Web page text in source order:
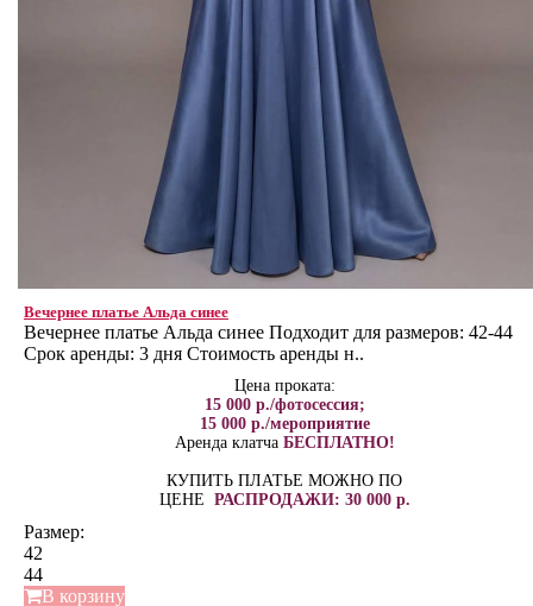
Вечернее платье Альда синее
Вечернее платье Альда синее Подходит для размеров: 42-44
Срок аренды: 3 дня Стоимость аренды н..
Цена проката:
15 000 р./фотосессия;
15 000 р./мероприятие
Аренда клатча БЕСПЛАТНО!
КУПИТЬ ПЛАТЬЕ МОЖНО ПО
ЦЕНЕ РАСПРОДАЖИ: 30 000 р.
Размер:
42
44
В корзину